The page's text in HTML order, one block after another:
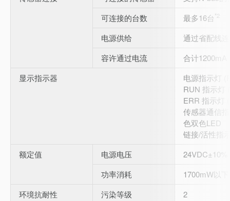
可连接的台数
最多16台 *2
电源供给
通过省配线
容许通过电流
合计1200mA
显示指示器
电源指示灯
RUN 指示灯
ERR 指示灯
传感器通信
色双色LED
链接/活性指
额定值
电源电压
24VDC±10%
功率消耗
1700mW以
环境抗耐性
污染等级
2